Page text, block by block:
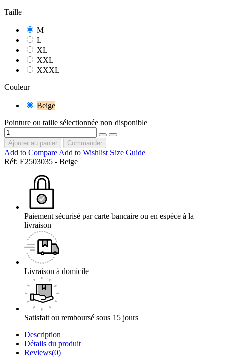
Taille
M
L
XL
XXL
XXXL
Couleur
Beige
Pointure ou taille sélectionnée non disponible
Ajouter au panier Commander
Add to CompareAdd to Wishlist Size Guide
Réf: E2503035 - Beige
Paiement sécurisé par carte bancaire ou en espèce à la
livraison
Livraison à domicile
Satisfait ou remboursé sous 15 jours
Description
Détails du produit
Reviews(0)